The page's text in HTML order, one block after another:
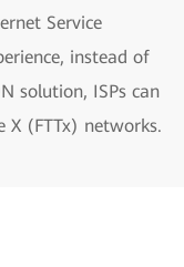
Service
instead of
solution, ISPs can
X (FTTx) networks.